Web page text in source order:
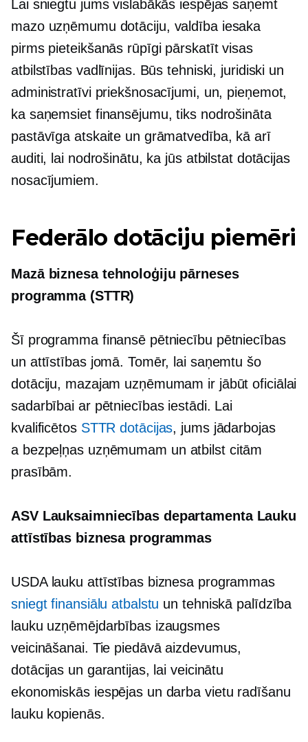
Lai sniegtu jums vislabākās iespējas saņemt
mazo uzņēmumu dotāciju, valdība iesaka
pirms pieteikšanās rūpīgi pārskatīt visas
atbilstības vadlīnijas. Būs tehniski, juridiski un
administratīvi priekšnosacījumi, un, pieņemot,
ka saņemsiet finansējumu, tiks nodrošināta
pastāvīga atskaite un grāmatvedība, kā arī
auditi, lai nodrošinātu, ka jūs atbilstat dotācijas
nosacījumiem.
Federālo dotāciju piemēri
Mazā biznesa tehnoloģiju pārneses
programma (STTR)
Šī programma finansē pētniecību pētniecības
un attīstības jomā. Tomēr, lai saņemtu šo
dotāciju, mazajam uzņēmumam ir jābūt oficiālai
sadarbībai ar pētniecības iestādi. Lai
kvalificētos STTR dotācijas, jums jādarbojas
a bezpeļņasuzņēmumam un atbilst citām
prasībām.
ASV Lauksaimniecības departamenta Lauku
attīstības biznesa programmas
USDA lauku attīstības biznesa programmas
sniegt finansiālu atbalstu un tehniskā palīdzība
lauku uzņēmējdarbības izaugsmes
veicināšanai. Tie piedāvā aizdevumus,
dotācijas un garantijas, lai veicinātu
ekonomiskās iespējas un darba vietu radīšanu
lauku kopienās.